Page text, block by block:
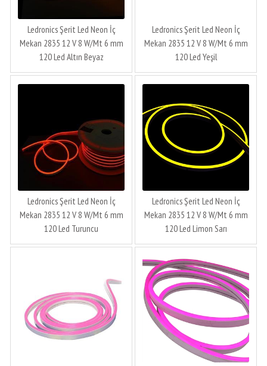
Ledronics Şerit Led Neon İç
Mekan 2835 12 V 8 W/Mt 6 mm
120 Led Altın Beyaz
Ledronics Şerit Led Neon İç
Mekan 2835 12 V 8 W/Mt 6 mm
120 Led Yeşil
Ledronics Şerit Led Neon İç
Mekan 2835 12 V 8 W/Mt 6 mm
120 Led Turuncu
Ledronics Şerit Led Neon İç
Mekan 2835 12 V 8 W/Mt 6 mm
120 Led Limon Sarı